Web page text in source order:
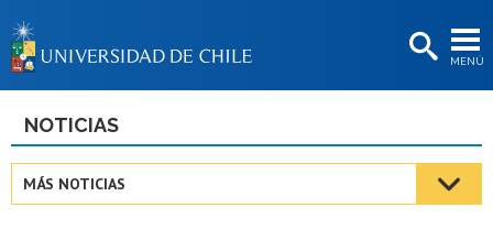
MENÚ
BIBLIOTECAS
Estudiantes
NOTICIAS
MÁS NOTICIAS